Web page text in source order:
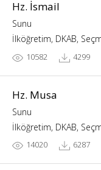
Hz. İsmail
Sunu
İlköğretim, DKAB,
10582 4299
Hz. Musa
Sunu
İlköğretim, DKAB,
14020 6287